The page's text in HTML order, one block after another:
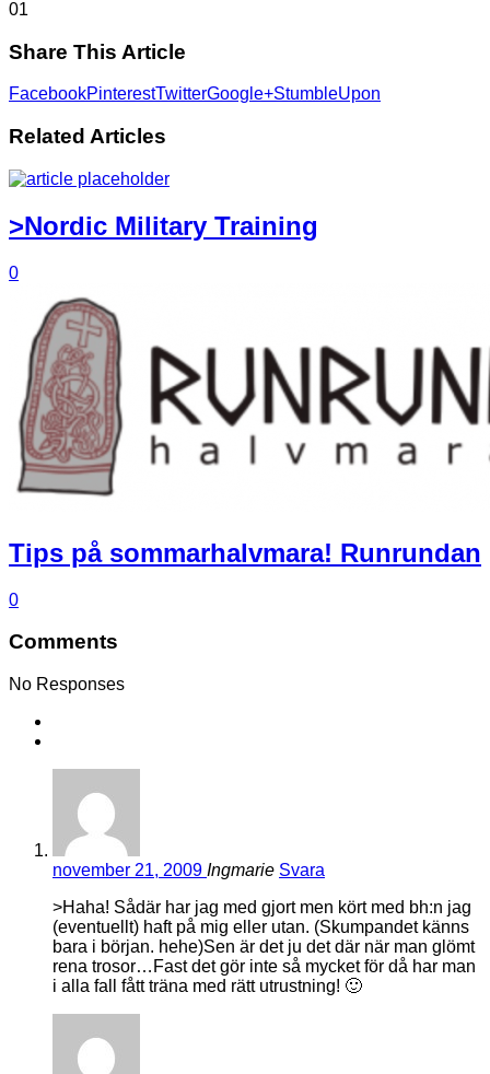
01
Share This Article
FacebookPinterestTwitterGoogle+StumbleUpon
Related Articles
>Nordic Military Training
0
Tips på sommarhalvmara! Runrundan
0
Comments
No Responses
november 21, 2009 Ingmarie Svara
>Haha! Sådär har jag med gjort men kört med bh:n jag
(eventuellt) haft på mig eller utan. (Skumpandet känns
bara i början. hehe)Sen är det ju det där när man glömt
rena trosor…Fast det gör inte så mycket för då har man
i alla fall fått träna med rätt utrustning! 🙂